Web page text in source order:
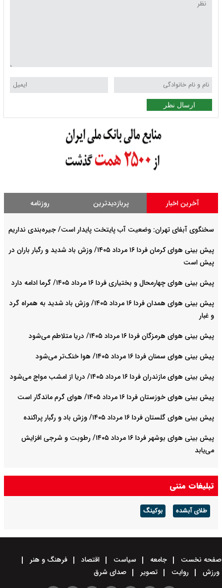
ارسال نظر
آخرین اخبار پربازدیدترین روزنامه
سخنگوی آبفای تهران: وضعیت آب پایتخت پایدار است/ جیره‌بندی نداریم
پیش بینی هوای کرمان فردا ۱۶ مرداد ۱۴۰۵/ وزش باد شدید و رگبار باران در
پیش است
پیش بینی هوای چهارمحال و بختیاری فردا ۱۶ مرداد ۱۴۰۵/ گرما ادامه دارد
پیش بینی هوای همدان فردا ۱۶ مرداد ۱۴۰۵/ وزش باد شدید به همراه گرد
و غبار
پیش بینی هوای هرمزگان فردا ۱۶ مرداد ۱۴۰۵/ دریا متلاطم می‌شود
پیش بینی هوای سمنان فردا ۱۶ مرداد ۱۴۰۵/ هوا خنک‌تر می‌شود
پیش بینی هوای مازندران فردا ۱۶ مرداد ۱۴۰۵/ دریا از امشب مواج می‌شود
پیش بینی هوای خوزستان فردا ۱۶ مرداد ۱۴۰۵/ هوای گرم ماندگار است
پیش بینی هوای گلستان فردا ۱۶ مرداد ۱۴۰۵/ وزش باد و رگبار پراکنده
پیش بینی هوای بوشهر فردا ۱۶ مرداد ۱۴۰۵/ رطوبت و شرجی افزایش
می‌یابد
تبلیغات متنی
طلای آبشده بوکینگ
صفحه نخست جامعه سیاست اقتصاد
فرهنگ و هنر
ورزش
روایت تصویر صدای شرق